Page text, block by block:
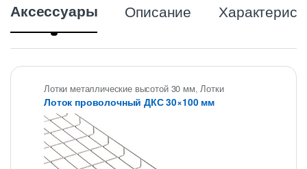
Аксессуары Описание
Лотки металлические высотой 30 мм, Лотки
проволочные ДКС Проволочные лотки высотой 30
мм,Проволочные лотки для кабеля
Лоток проволочный ДКС 30×100 мм